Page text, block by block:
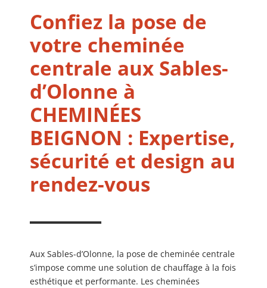
Confiez la pose de
votre cheminée
centrale aux Sables-
d’Olonne à
CHEMINÉES
BEIGNON : Expertise,
sécurité et design au
rendez-vous
Aux Sables-d’Olonne, la pose de cheminée centrale
s’impose comme une solution de chauffage à la fois
esthétique et performante. Les cheminées